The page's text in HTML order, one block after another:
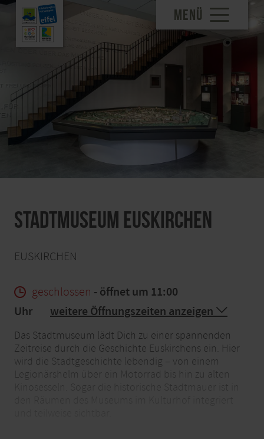
MENÜ
Stadtmuseum Euskirchen
EUSKIRCHEN
geschlossen - öffnet um 11:00
Uhr
weitere Öffnungszeiten anzeigen
Das Stadtmuseum lädt Dich zu einer spannenden
Zeitreise durch die Geschichte Euskirchens ein. Hier
wird die Stadtgeschichte lebendig – von einem
Legionärshelm über ein Motorrad bis hin zu alten